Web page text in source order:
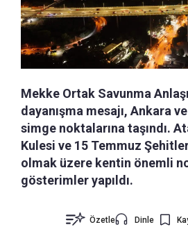
Mekke Ortak Savunma
dayanışma mesajı, Ankara
simge noktalarına taşındı.
Kulesi ve 15 Temmuz
olmak üzere kentin önemli
gösterimler yapıldı.
Özetle Dinle